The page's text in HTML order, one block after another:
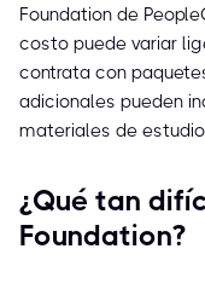
Foundation de
costo puede variar
contrata con
adicionales pueden
materiales de
¿Qué tan
Foundation?